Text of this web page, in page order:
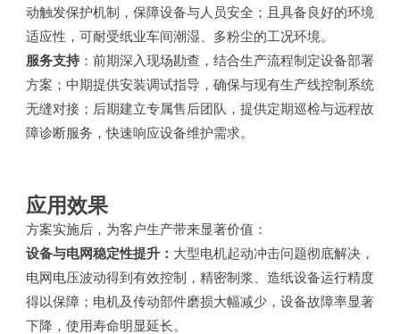
动触发保护机制，保障设备与人员安全；且具备良好的环境
适应性，可耐受纸业车间潮湿、多粉尘的工况环境。
服务支持：前期深入现场勘查，结合生产流程制定设备部署
方案；中期提供安装调试指导，确保与现有生产线控制系统
无缝对接；后期建立专属售后团队，提供定期巡检与远程故
障诊断服务，快速响应设备维护需求。
应用效果
方案实施后，为客户生产带来显著价值：
设备与电网稳定性提升： 大型电机起动冲击问题彻底解决，
电网电压波动得到有效控制，精密制浆、造纸设备运行精度
得以保障；电机及传动部件磨损大幅减少，设备故障率显著
下降，使用寿命明显延长。